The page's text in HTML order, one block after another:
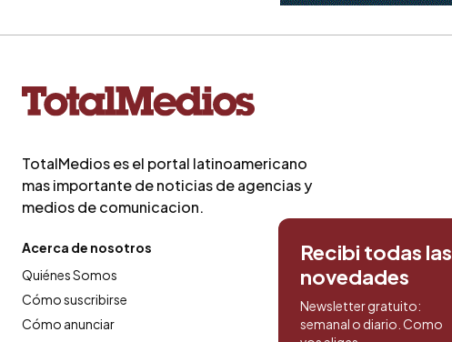
TotalMedios es el portal latinoamericano
mas importante de noticias de agencias y
medios de comunicacion.
Acerca de nosotros
Quiénes Somos
Cómo suscribirse
Cómo anunciar
Recibi todas las
novedades
Newsletter gratuito:
semanal o diario. Como